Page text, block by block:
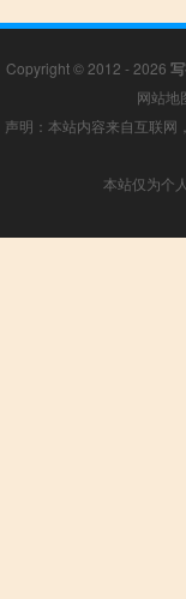
Copyright © 2012 - 2026
网站地
声明：本站内容来自互联网
本站仅为个